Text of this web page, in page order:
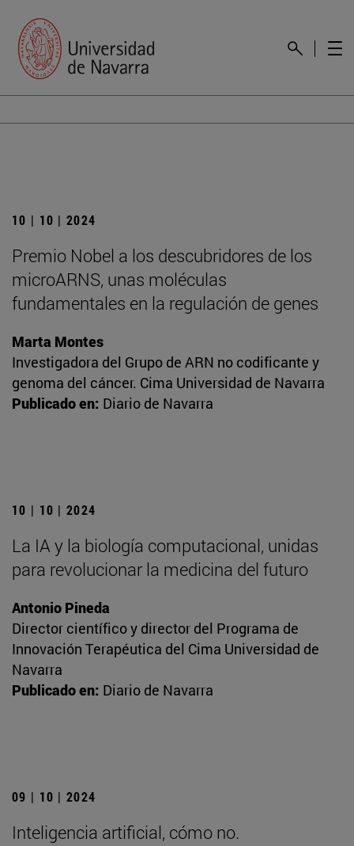
10 | 10 | 2024
Premio Nobel a los descubridores de los
microARNS, unas moléculas
fundamentales en la regulación de genes
Marta Montes
Investigadora del Grupo de ARN no codificante y
genoma del cáncer. Cima Universidad de Navarra
Publicado en: Diario de Navarra
10 | 10 | 2024
La IA y la biología computacional, unidas
para revolucionar la medicina del futuro
Antonio Pineda
Director científico y director del Programa de
Innovación Terapéutica del Cima Universidad de
Navarra
Publicado en: Diario de Navarra
09 | 10 | 2024
Inteligencia artificial, cómo no.